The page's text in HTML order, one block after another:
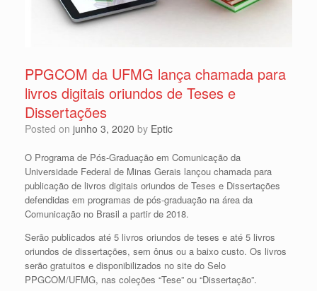
PPGCOM da UFMG lança chamada para
livros digitais oriundos de Teses e
Dissertações
Posted on junho 3, 2020 by Eptic
O Programa de Pós-Graduação em Comunicação da
Universidade Federal de Minas Gerais lançou chamada para
publicação de livros digitais oriundos de Teses e Dissertações
defendidas em programas de pós-graduação na área da
Comunicação no Brasil a partir de 2018.
Serão publicados até 5 livros oriundos de teses e até 5 livros
oriundos de dissertações, sem ônus ou a baixo custo. Os livros
serão gratuitos e disponibilizados no site do Selo
PPGCOM/UFMG, nas coleções “Tese” ou “Dissertação”.